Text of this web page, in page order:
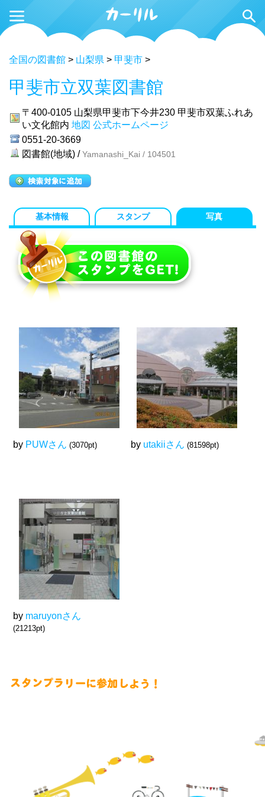
全国の図書館 > 山梨県 > 甲斐市 >
甲斐市立双葉図書館
〒400-0105 山梨県甲斐市下今井230 甲斐市双葉ふれあ
い文化館内 地図 公式ホームページ
0551-20-3669
図書館(地域) / Yamanashi_Kai / 104501
基本情報 スタンプ 写真
by PUWさん (3070pt) by utakiiさん (81598pt)
by maruyonさん
(21213pt)